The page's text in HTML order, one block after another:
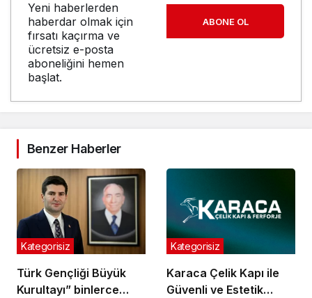
Yeni haberlerden
haberdar olmak için
fırsatı kaçırma ve
ücretsiz e-posta
aboneliğini hemen
başlat.
ABONE OL
Benzer Haberler
Türk Gençliği Büyük
Kurultayı” binlerce
Kategorisiz
Karaca Çelik Kapı ile
Güvenli ve Estetik
Kategorisiz